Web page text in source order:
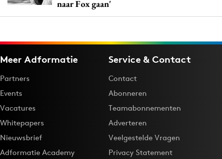
naar Fox gaan'
Meer Adformatie
Partners
Events
Vacatures
Whitepapers
Nieuwsbrief
Adformatie Academy
Service & Contact
Contact
Abonneren
Teamabonnementen
Adverteren
Veelgestelde Vragen
Privacy Statement